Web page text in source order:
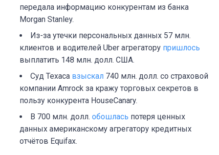
передала информацию конкурентам из банка
Morgan Stanley.
Из-за утечки персональных данных 57 млн.
клиентов и водителей Uber агрегатору пришлось
выплатить 148 млн. долл. США.
Суд Техаса взыскал 740 млн. долл. со страховой
компании Amrock за кражу торговых секретов в
пользу конкурента HouseCanary.
В 700 млн. долл. обошлась потеря ценных
данных американскому агрегатору кредитных
отчётов Equifax.